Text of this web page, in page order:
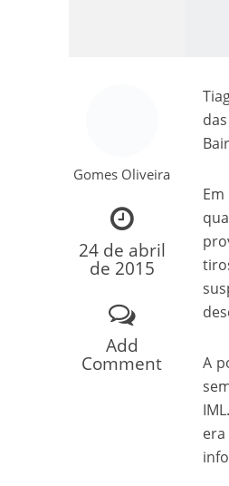
Gomes Oliveira
24 de abril
de 2015
Add
Comment
A